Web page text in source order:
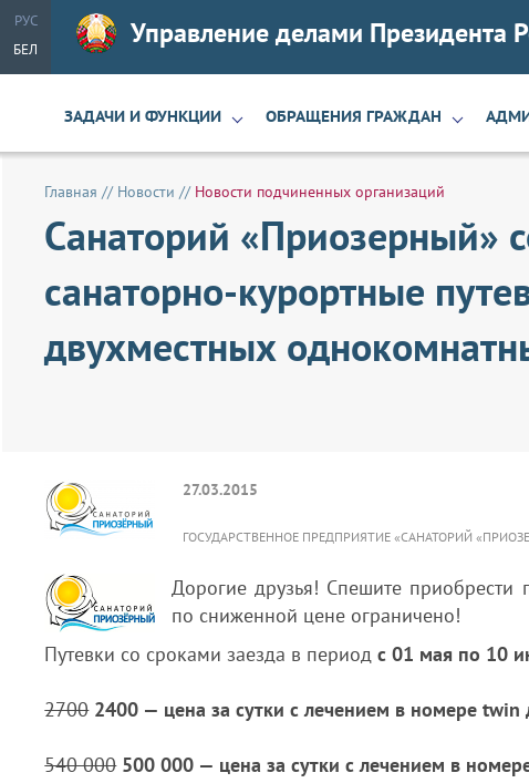
РУС
БЕЛ
Управление делами Президента
ЗАДАЧИ И ФУНКЦИИ ОБРАЩЕНИЯ ГРАЖДАН
Главная // Новости // Новости подчиненных организаций
Санаторий «Приозерный»
санаторно-курортные
двухместных
27.03.2015
ГОСУДАРСТВЕННОЕ ПРЕДПРИЯТИЕ «САНАТОРИЙ
Дорогие друзья! Спешите приобрести
по сниженной цене ограничено!
Путевки со сроками заезда в периодс 01 мая по 10
2700 2400 — цена за сутки с лечением в номере
540 000 500 000 — цена за сутки с лечением в